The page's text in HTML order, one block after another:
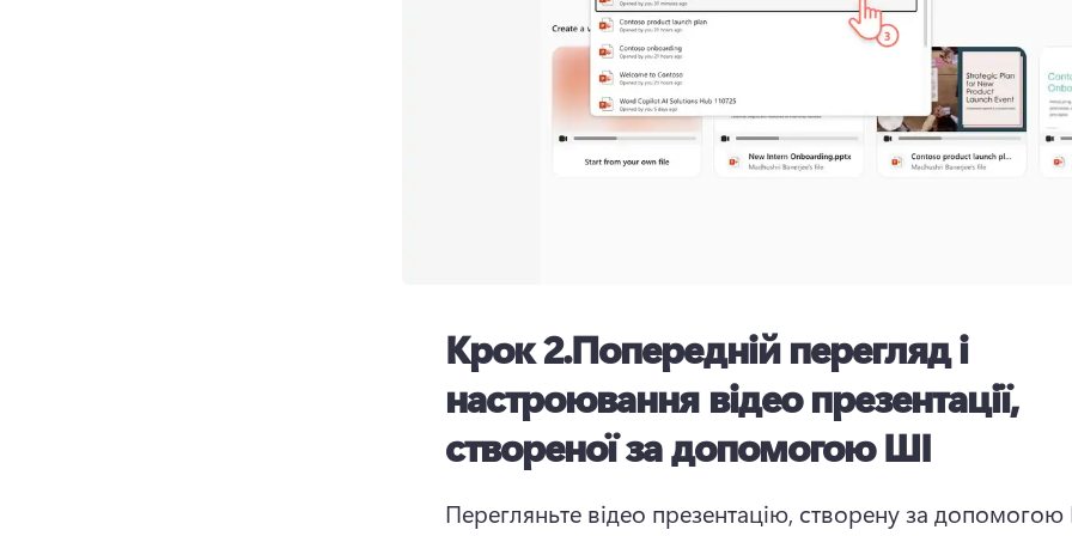
Крок 2.Попередній перегляд і
настроювання відео презентації,
створеної за допомогою ШІ
Перегляньте відео презентацію, створену за допомогою